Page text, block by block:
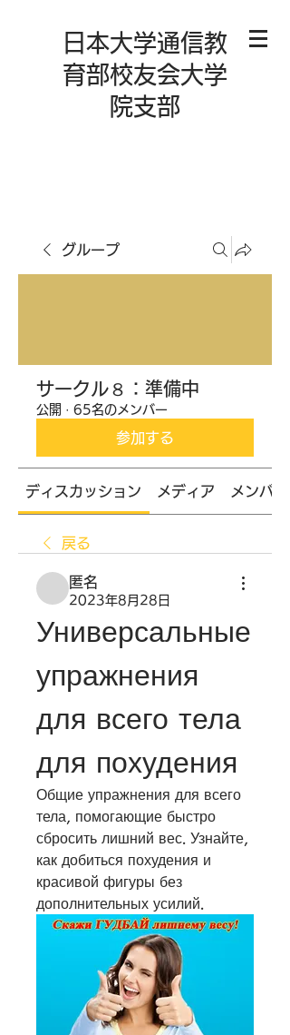
日本大学通信教
育部校友会大学
院支部
グループ
サークル８：準備中
公開 · 65名のメンバー
参加する
ディスカッション メディア メンバー
戻る
匿名
2023年8月28日
Универсальные
упражнения
для всего тела
для похудения
Общие упражнения для всего
тела, помогающие быстро
сбросить лишний вес. Узнайте,
как добиться похудения и
красивой фигуры без
дополнительных усилий.